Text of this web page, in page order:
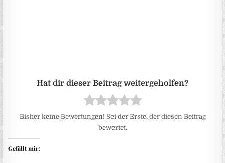
Bisher keine Bewertungen! Sei der Erste, der diesen Beitrag
bewertet.
Gefällt mir: